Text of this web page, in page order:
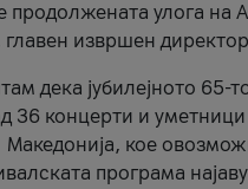
продолжената улога
извршен
дека јубилејното
36 концерти и
Македонија, кое
програма